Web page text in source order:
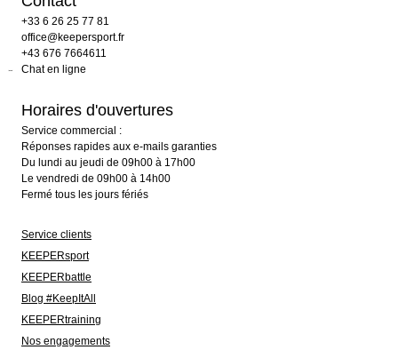
+33 6 26 25 77 81
office@keepersport.fr
+43 676 7664611
Chat en ligne
Horaires d'ouvertures
Service commercial :
Réponses rapides aux e-mails garanties
Du lundi au jeudi de 09h00 à 17h00
Le vendredi de 09h00 à 14h00
Fermé tous les jours fériés
Service clients
KEEPERsport
KEEPERbattle
Blog #KeepItAll
KEEPERtraining
Nos engagements